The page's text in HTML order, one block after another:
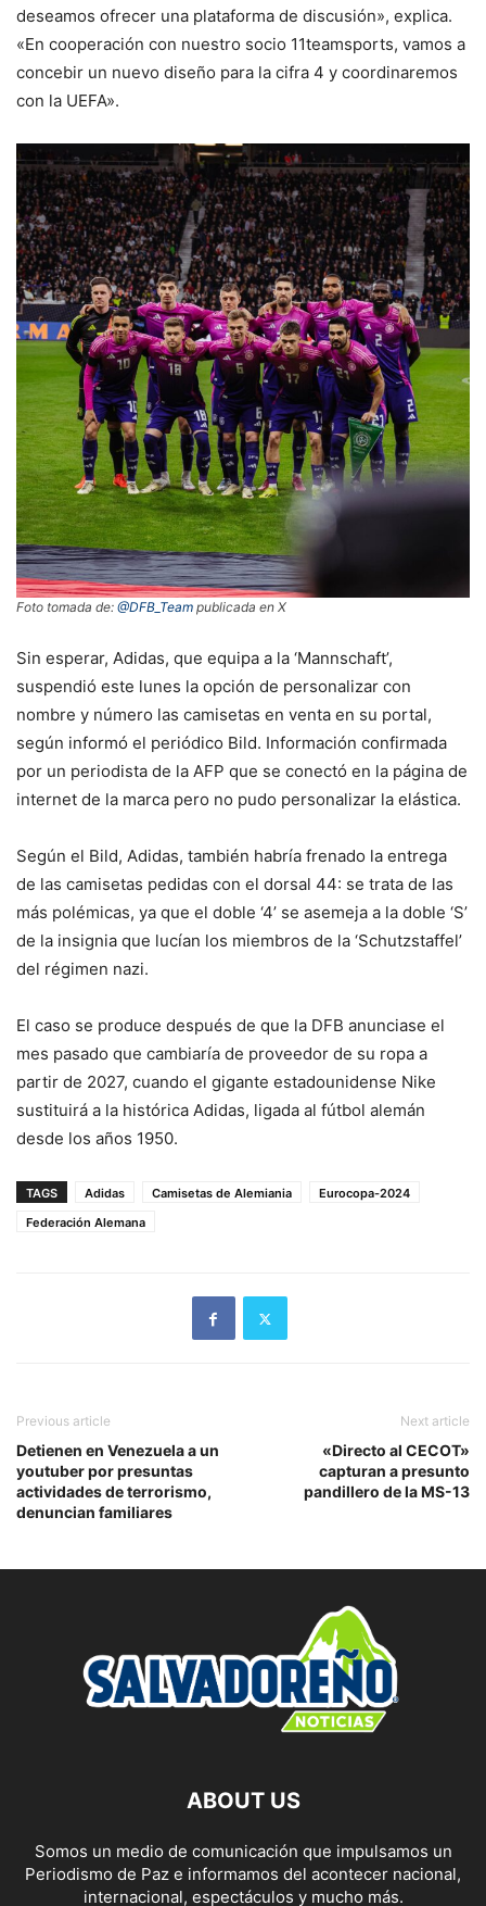
deseamos ofrecer una plataforma de discusión», explica.
«En cooperación con nuestro socio 11teamsports, vamos a
concebir un nuevo diseño para la cifra 4 y coordinaremos
con la UEFA».
Foto tomada de: @DFB_Team publicada en X
Sin esperar, Adidas, que equipa a la ‘Mannschaft’,
suspendió este lunes la opción de personalizar con
nombre y número las camisetas en venta en su portal,
según informó el periódico Bild. Información confirmada
por un periodista de la AFP que se conectó en la página de
internet de la marca pero no pudo personalizar la elástica.
Según el Bild, Adidas, también habría frenado la entrega
de las camisetas pedidas con el dorsal 44: se trata de las
más polémicas, ya que el doble ‘4’ se asemeja a la doble ‘S’
de la insignia que lucían los miembros de la ‘Schutzstaffel’
del régimen nazi.
El caso se produce después de que la DFB anunciase el
mes pasado que cambiaría de proveedor de su ropa a
partir de 2027, cuando el gigante estadounidense Nike
sustituirá a la histórica Adidas, ligada al fútbol alemán
desde los años 1950.
TAGS Adidas Camisetas de Alemiania
Eurocopa-2024
Federación Alemana
Previous article
Detienen en Venezuela a un
youtuber por presuntas
actividades de terrorismo,
denuncian familiares
Next article
«Directo al CECOT»
capturan a presunto
pandillero de la MS-13
ABOUT US
Somos un medio de comunicación que impulsamos un
Periodismo de Paz e informamos del acontecer nacional,
internacional, espectáculos y mucho más.